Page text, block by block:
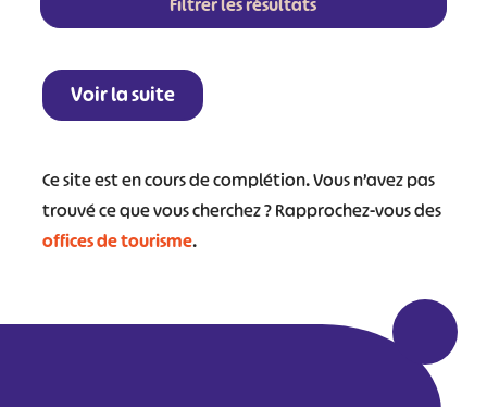
Voir la suite
Ce site est en cours de complétion. Vous n’avez pas
trouvé ce que vous cherchez ? Rapprochez-vous des
offices de tourisme.